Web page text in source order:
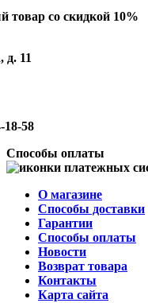
товар со скидкой 10%
д. 11
18-58
Способы оплаты
О магазине
Способы доставки
Гарантии
Способы оплаты
Новости
Возврат товара
Контакты
Карта сайта